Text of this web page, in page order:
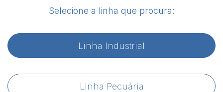
Selecione a linha que procura:
Linha Industrial
Linha Pecuária